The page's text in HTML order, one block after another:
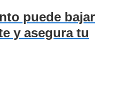
puede bajar
y asegura tu